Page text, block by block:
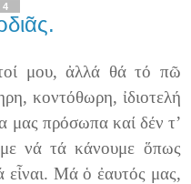
μου, ἀλλά θά τό πῶ
κοντόθωρη, ἰδιοτελή
μας πρόσωπα καί δέν τ’
νά τά κάνουμε ὅπως
εἶναι. Μά ὁ ἐαυτός μας,